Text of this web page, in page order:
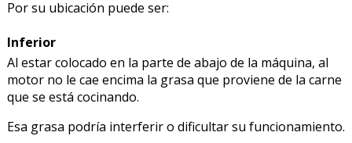
Por su ubicación puede ser:
Inferior
Al estar colocado en la parte de abajo de la máquina, al
motor no le cae encima la grasa que proviene de la carne
que se está cocinando.
Esa grasa podría interferir o dificultar su funcionamiento.